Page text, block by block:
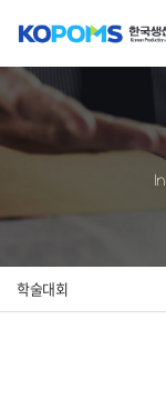
학술대회